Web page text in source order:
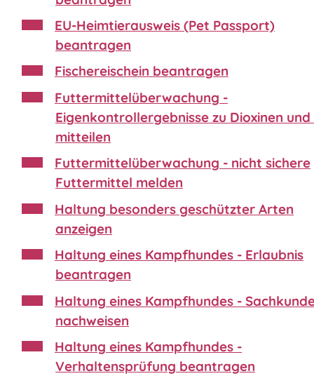
EU-Heimtierausweis (Pet Passport)
beantragen
Fischereischein beantragen
Futtermittelüberwachung -
Eigenkontrollergebnisse zu Dioxinen und
mitteilen
Futtermittelüberwachung - nicht sichere
Futtermittel melden
Haltung besonders geschützter Arten
anzeigen
Haltung eines Kampfhundes - Erlaubnis
beantragen
Haltung eines Kampfhundes -
nachweisen
Haltung eines Kampfhundes -
Verhaltensprüfung beantragen